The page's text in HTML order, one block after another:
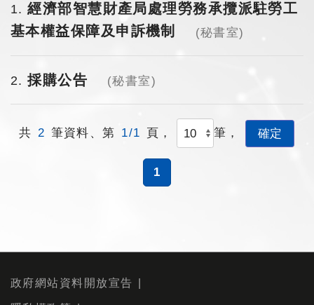
1
經濟部智慧財產局處理勞務承攬派駐勞工
基本權益保障及申訴機制
(秘書室)
2 採購公告 (秘書室)
共 2 筆資料、第 1/1 頁， 筆，
1
政府網站資料開放宣告